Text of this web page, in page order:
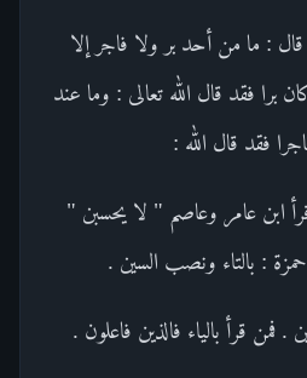
: ما من أحد بر ولا فاجر إلا
برا فقد قال الله تعالى : وما عند
فقد قال الله :
وقرأ ابن عامر وعاصم " لا يحسبن "
: بالتاء ونصب السين .
. فمن قرأ بالياء فالذين فاعلون .